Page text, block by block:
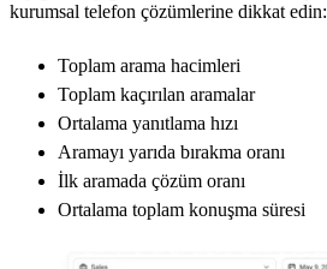
kurumsal telefon çözümlerine dikkat edin:
Toplam arama hacimleri
Toplam kaçırılan aramalar
Ortalama yanıtlama hızı
Aramayı yarıda bırakma oranı
İlk aramada çözüm oranı
Ortalama toplam konuşma süresi